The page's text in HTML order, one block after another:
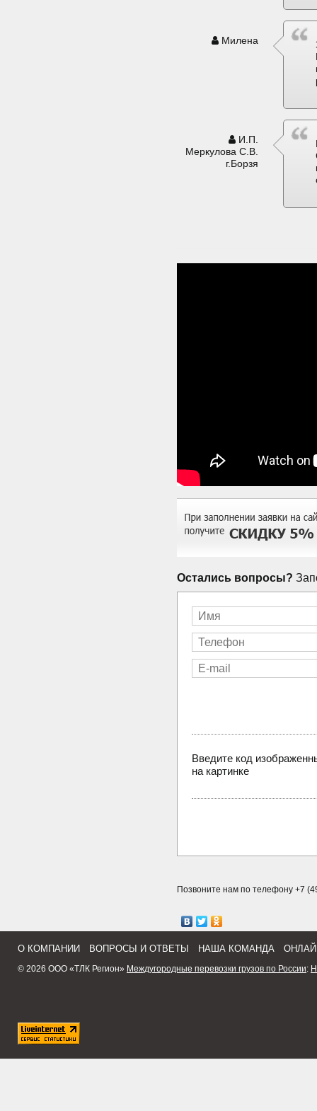
Милена
И.П.
Меркулова С.В.
г.Борзя
Остались вопросы?
Введите код
на картинке
Позвоните нам по телефону +7
О КОМПАНИИ ВОПРОСЫ И ОТВЕТЫ НАША КОМАНДА
© 2026 ООО «ТЛК Регион» Междугородные перевозки грузов по России: